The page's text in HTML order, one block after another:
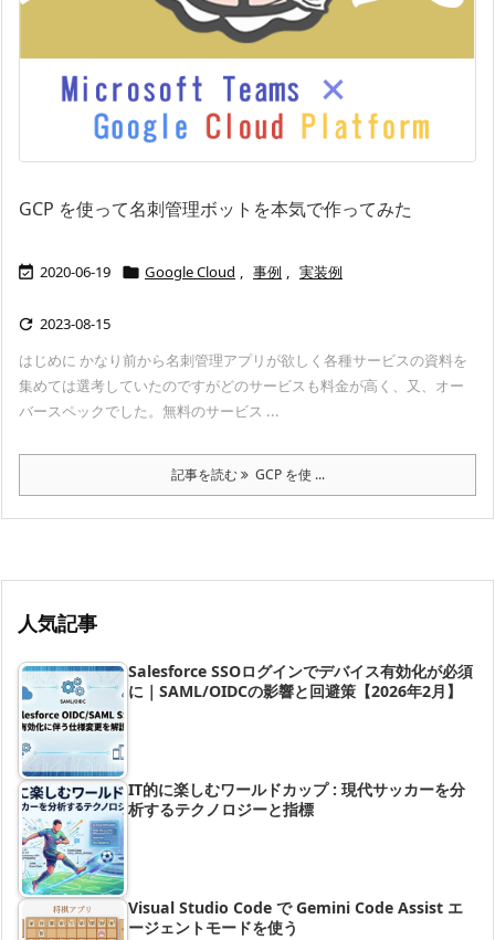
GCP を使って名刺管理ボットを本気で作ってみた
 2020-06-19  Google Cloud , 事例 , 実装例
 2023-08-15
はじめに かなり前から名刺管理アプリが欲しく各種サービスの資料を
集めては選考していたのですがどのサービスも料金が高く、又、オー
バースペックでした。無料のサービス ...
記事を読む GCP を使 ...
人気記事
Salesforce SSOログインでデバイス有効化が必須
に｜SAML/OIDCの影響と回避策【2026年2月】
IT的に楽しむワールドカップ : 現代サッカーを分
析するテクノロジーと指標
Visual Studio Code で Gemini Code Assist エ
ージェントモードを使う